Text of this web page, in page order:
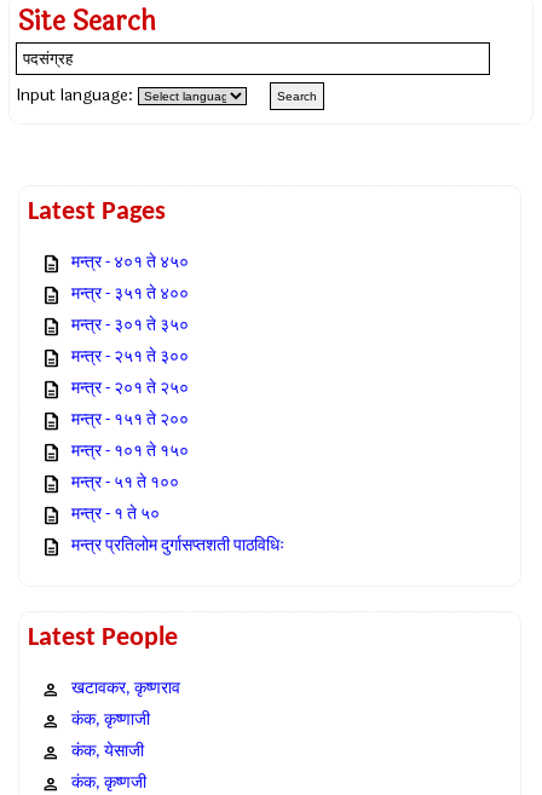
Site Search
Input language:
Latest Pages
मन्त्र - ४०१ ते ४५०
मन्त्र - ३५१ ते ४००
मन्त्र - ३०१ ते ३५०
मन्त्र - २५१ ते ३००
मन्त्र - २०१ ते २५०
मन्त्र - १५१ ते २००
मन्त्र - १०१ ते १५०
मन्त्र - ५१ ते १००
मन्त्र - १ ते ५०
मन्त्र प्रतिलोम दुर्गासप्तशती पाठविधिः
Latest People
खटावकर, कृष्णराव
कंक, कृष्णाजी
कंक, येसाजी
कंक, कृष्णजी